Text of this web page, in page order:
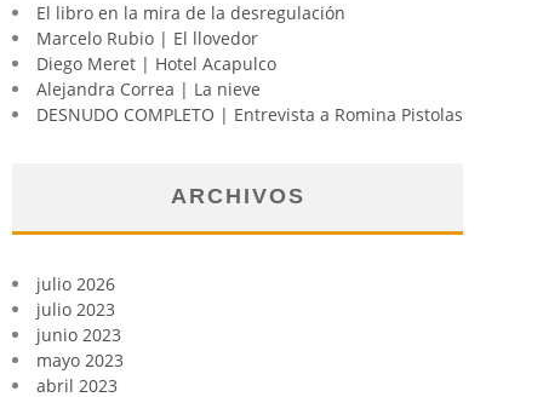
El libro en la mira de la desregulación
Marcelo Rubio | El llovedor
Diego Meret | Hotel Acapulco
Alejandra Correa | La nieve
DESNUDO COMPLETO | Entrevista a Romina Pistolas
ARCHIVOS
julio 2026
julio 2023
junio 2023
mayo 2023
abril 2023